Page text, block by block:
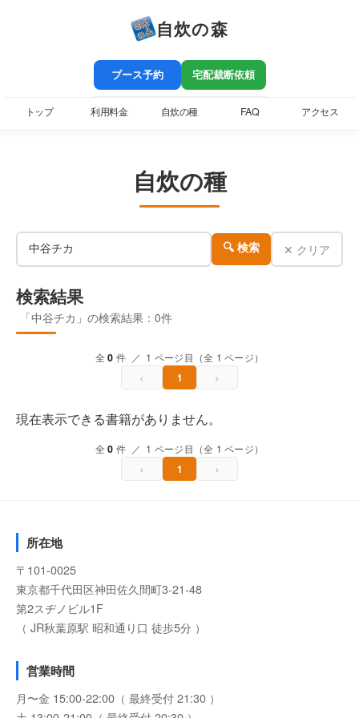
自炊の森
ブース予約 宅配裁断依頼
トップ 利用料金 自炊の種 FAQ アクセス
自炊の種
🔍 検索 ✕ クリア
検索結果
「中谷チカ」の検索結果：0件
全0 件 ／ 1 ページ目（全 1 ページ）
‹ 1 ›
現在表示できる書籍がありません。
全0 件 ／ 1 ページ目（全 1 ページ）
‹ 1 ›
所在地
〒101-0025
東京都千代田区神田佐久間町3-21-48
第2スヂノビル1F
（ JR秋葉原駅 昭和通り口 徒歩5分 ）
営業時間
月〜金 15:00-22:00（ 最終受付 21:30 ）